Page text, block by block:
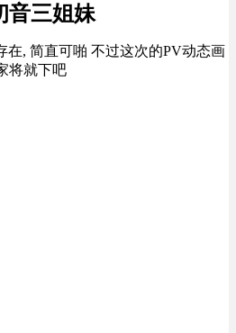
音三姐妹
在, 简直可啪 不过这次的PV动态画
将就下吧